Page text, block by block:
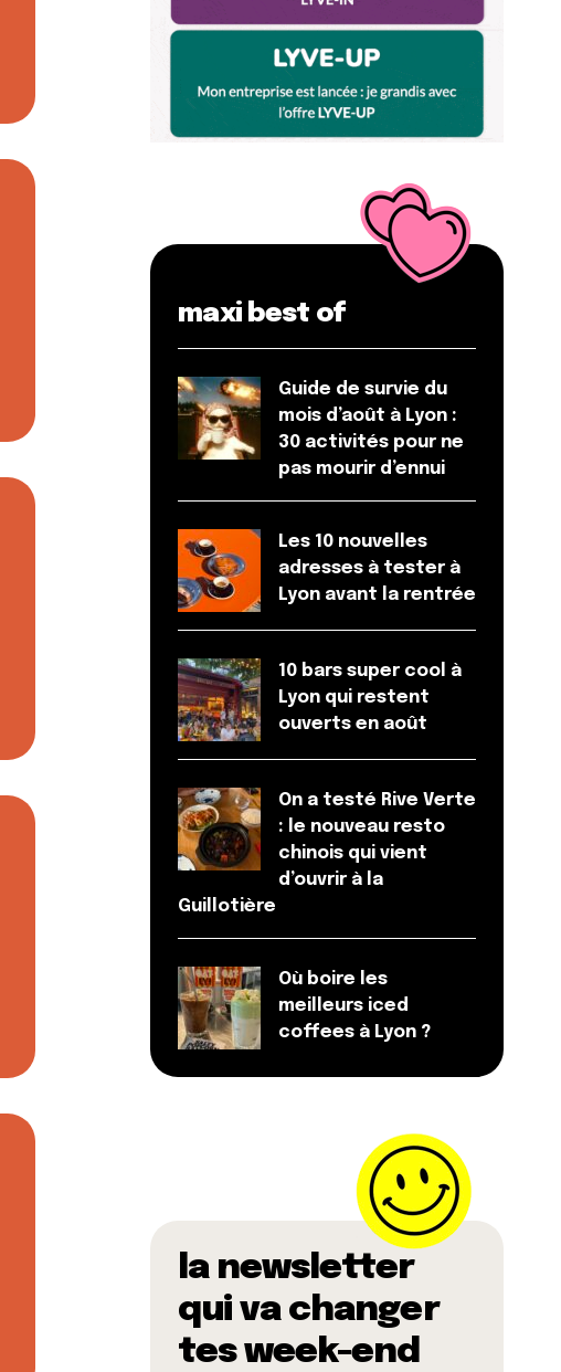
maxi best of
Guide de survie du
mois d’août à Lyon :
30 activités pour ne
pas mourir d’ennui
Les 10 nouvelles
adresses à tester à
Lyon avant la rentrée
10 bars super cool à
Lyon qui restent
ouverts en août
On a testé Rive Verte
: le nouveau resto
chinois qui vient
d’ouvrir à la
Guillotière
Où boire les
meilleurs iced
coffees à Lyon ?
la newsletter
qui va changer
tes week-end